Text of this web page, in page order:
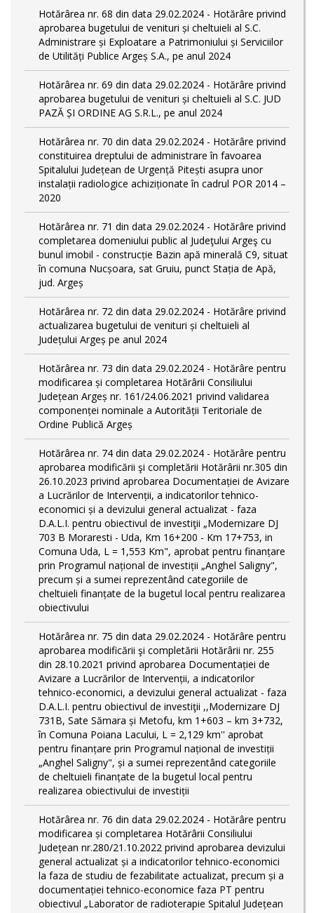
Hotărârea nr. 68 din data 29.02.2024 - Hotărâre privind
aprobarea bugetului de venituri și cheltuieli al S.C.
Administrare și Exploatare a Patrimoniului și Serviciilor
de Utilități Publice Argeș S.A., pe anul 2024
Hotărârea nr. 69 din data 29.02.2024 - Hotărâre privind
aprobarea bugetului de venituri și cheltuieli al S.C. JUD
PAZĂ ȘI ORDINE AG S.R.L., pe anul 2024
Hotărârea nr. 70 din data 29.02.2024 - Hotărâre privind
constituirea dreptului de administrare în favoarea
Spitalului Județean de Urgență Pitești asupra unor
instalații radiologice achiziționate în cadrul POR 2014 –
2020
Hotărârea nr. 71 din data 29.02.2024 - Hotărâre privind
completarea domeniului public al Judeţului Argeş cu
bunul imobil - construcție Bazin apă minerală C9, situat
în comuna Nucșoara, sat Gruiu, punct Stația de Apă,
jud. Argeș
Hotărârea nr. 72 din data 29.02.2024 - Hotărâre privind
actualizarea bugetului de venituri și cheltuieli al
Județului Argeș pe anul 2024
Hotărârea nr. 73 din data 29.02.2024 - Hotărâre pentru
modificarea și completarea Hotărârii Consiliului
Județean Argeș nr. 161/24.06.2021 privind validarea
componenței nominale a Autorității Teritoriale de
Ordine Publică Argeș
Hotărârea nr. 74 din data 29.02.2024 - Hotărâre pentru
aprobarea modificării şi completării Hotărârii nr.305 din
26.10.2023 privind aprobarea Documentației de Avizare
a Lucrărilor de Intervenții, a indicatorilor tehnico-
economici și a devizului general actualizat - faza
D.A.L.I. pentru obiectivul de investiţii „Modernizare DJ
703 B Moraresti - Uda, Km 16+200 - Km 17+753, in
Comuna Uda, L = 1,553 Km", aprobat pentru finanțare
prin Programul național de investiții „Anghel Saligny",
precum și a sumei reprezentând categoriile de
cheltuieli finanțate de la bugetul local pentru realizarea
obiectivului
Hotărârea nr. 75 din data 29.02.2024 - Hotărâre pentru
aprobarea modificării şi completării Hotărârii nr. 255
din 28.10.2021 privind aprobarea Documentației de
Avizare a Lucrărilor de Intervenții, a indicatorilor
tehnico-economici, a devizului general actualizat - faza
D.A.L.I. pentru obiectivul de investiţii ,,Modernizare DJ
731B, Sate Sămara și Metofu, km 1+603 – km 3+732,
în Comuna Poiana Lacului, L = 2,129 km'' aprobat
pentru finanțare prin Programul național de investiții
„Anghel Saligny", și a sumei reprezentând categoriile
de cheltuieli finanțate de la bugetul local pentru
realizarea obiectivului de investiții
Hotărârea nr. 76 din data 29.02.2024 - Hotărâre pentru
modificarea și completarea Hotărârii Consiliului
Județean nr.280/21.10.2022 privind aprobarea devizului
general actualizat și a indicatorilor tehnico-economici
la faza de studiu de fezabilitate actualizat, precum și a
documentației tehnico-economice faza PT pentru
obiectivul „Laborator de radioterapie Spitalul Județean